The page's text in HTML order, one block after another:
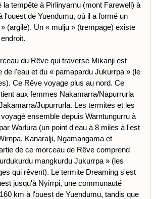
la tempête à Pirlinyarnu (mont Farewell) à
l'ouest de Yuendumu, où il a formé un
(argile). Un « mulju » (trempage) existe
du Rêve qui traverse Mikanji est
de l'eau et du « pamapardu Jukurrpa » (le
Ce Rêve voyage plus au nord. Ce
aux femmes Nakamarra/Napurrurla
Jupurrurla. Les termites et les
ensemble depuis Warntungurru à
Warlura (un point d'eau à 8 miles à l'est
Kanaralji, Ngamangama et
de ce morceau de Rêve comprend
mangkurdu Jukurrpa » (les
​​qui rêvent). Le termite Dreaming s'est
jusqu'à Nyirrpi, une communauté
km à l'ouest de Yuendumu, tandis que